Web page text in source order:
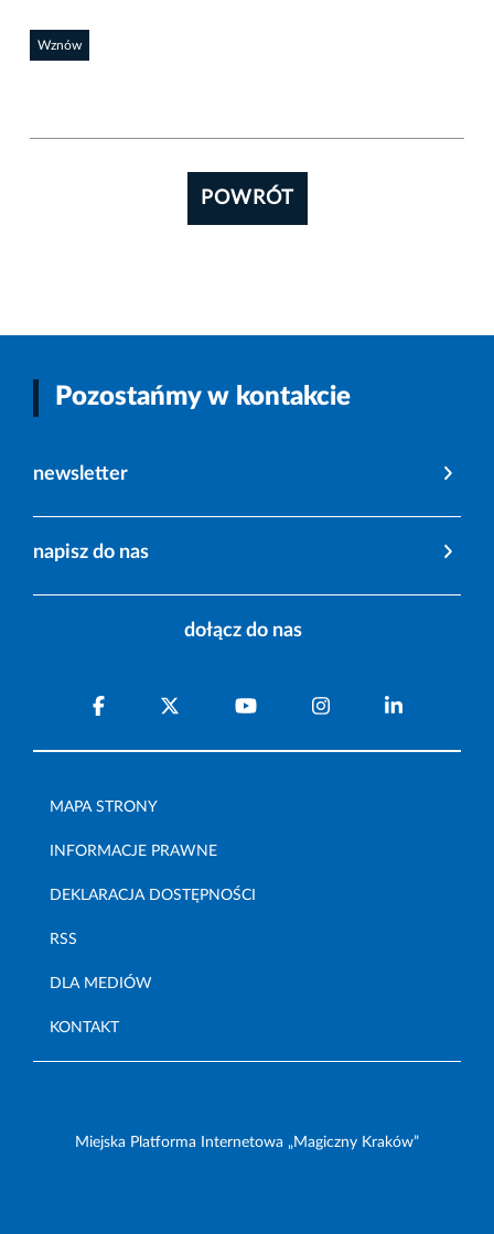
Wznów
POWRÓT
Pozostańmy w kontakcie
newsletter
napisz do nas
dołącz do nas
MAPA STRONY
INFORMACJE PRAWNE
DEKLARACJA DOSTĘPNOŚCI
RSS
DLA MEDIÓW
KONTAKT
Miejska Platforma Internetowa „Magiczny Kraków”